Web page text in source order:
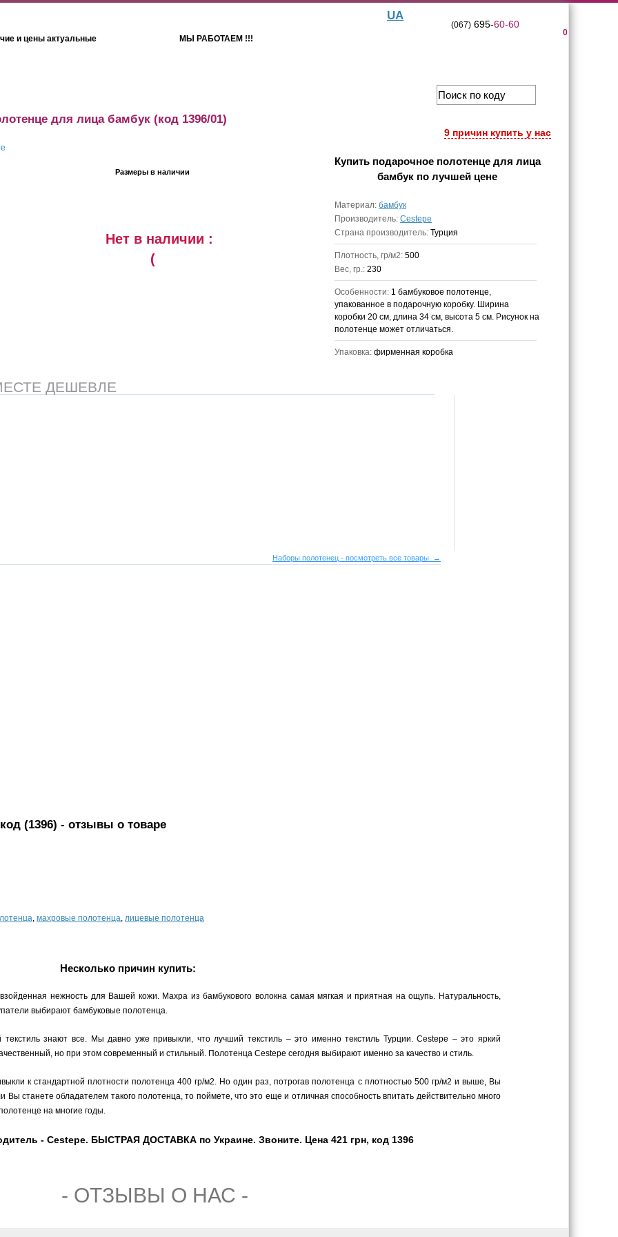
и цены актуальные МЫ РАБОТАЕМ !!!
UA
0
(067)695-60-60
9 причин купить у нас
для лица бамбук (код 1396/01)
Размеры в наличии
Нет в наличии :
(
Купить подарочное полотенце для лица
бамбук по лучшей цене
Материал: бамбук
Производитель: Cestepe
Страна производитель: Турция
Плотность, гр/м2: 500
Вес, гр.: 230
Особенности: 1 бамбуковое полотенце,
упакованное в подарочную коробку. Ширина
коробки 20 см, длина 34 см, высота 5 см. Рисунок на
полотенце может отличаться.
Упаковка: фирменная коробка
ДЕШЕВЛЕ
Наборы полотенец - посмотреть все товары →
(1396) - отзывы о товаре
, махровые полотенца, лицевые полотенца
Несколько причин купить:
нежность для Вашей кожи. Махра из бамбукового волокна самая мягкая и приятная на ощупь. Натуральность,
выбирают бамбуковые полотенца.
текстиль знают все. Мы давно уже привыкли, что лучший текстиль – это именно текстиль Турции. Cestepe – это яркий
но при этом современный и стильный. Полотенца Cestepe сегодня выбирают именно за качество и стиль.
к стандартной плотности полотенца 400 гр/м2. Но один раз, потрогав полотенца с плотностью 500 гр/м2 и выше, Вы
Вы станете обладателем такого полотенца, то поймете, что это еще и отличная способность впитать действительно много
на многие годы.
- Cestepe. БЫСТРАЯ ДОСТАВКА по Украине. Звоните. Цена 421 грн, код 1396
- ОТЗЫВЫ О НАС -